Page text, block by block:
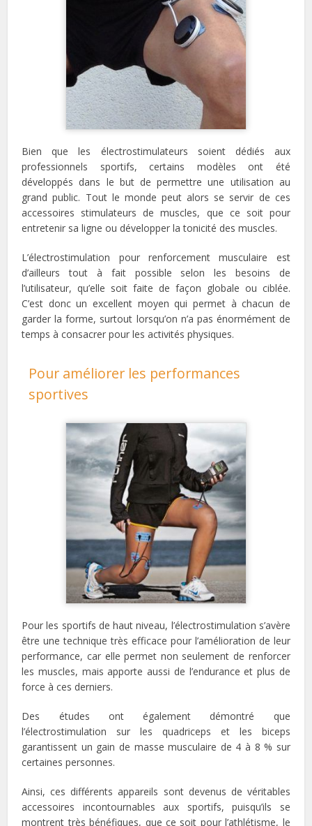
Bien que les électrostimulateurs soient dédiés aux
professionnels sportifs, certains modèles ont été
développés dans le but de permettre une utilisation au
grand public. Tout le monde peut alors se servir de ces
accessoires stimulateurs de muscles, que ce soit pour
entretenir sa ligne ou développer la tonicité des muscles.
L’électrostimulation pour renforcement musculaire est
d’ailleurs tout à fait possible selon les besoins de
l’utilisateur, qu’elle soit faite de façon globale ou ciblée.
C’est donc un excellent moyen qui permet à chacun de
garder la forme, surtout lorsqu’on n’a pas énormément de
temps à consacrer pour les activités physiques.
Pour améliorer les performances
sportives
Pour les sportifs de haut niveau, l’électrostimulation s’avère
être une technique très efficace pour l’amélioration de leur
performance, car elle permet non seulement de renforcer
les muscles, mais apporte aussi de l’endurance et plus de
force à ces derniers.
Des études ont également démontré que
l’électrostimulation sur les quadriceps et les biceps
garantissent un gain de masse musculaire de 4 à 8 % sur
certaines personnes.
Ainsi, ces différents appareils sont devenus de véritables
accessoires incontournables aux sportifs, puisqu’ils se
montrent très bénéfiques, que ce soit pour l’athlétisme, le